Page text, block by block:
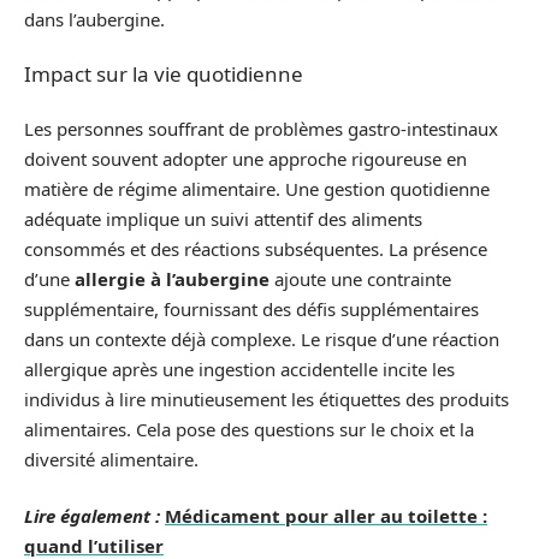
dans l’aubergine.
Impact sur la vie quotidienne
Les personnes souffrant de problèmes gastro-intestinaux
doivent souvent adopter une approche rigoureuse en
matière de régime alimentaire. Une gestion quotidienne
adéquate implique un suivi attentif des aliments
consommés et des réactions subséquentes. La présence
d’une allergie à l’aubergine ajoute une contrainte
supplémentaire, fournissant des défis supplémentaires
dans un contexte déjà complexe. Le risque d’une réaction
allergique après une ingestion accidentelle incite les
individus à lire minutieusement les étiquettes des produits
alimentaires. Cela pose des questions sur le choix et la
diversité alimentaire.
Lire également : Médicament pour aller au toilette :
quand l’utiliser